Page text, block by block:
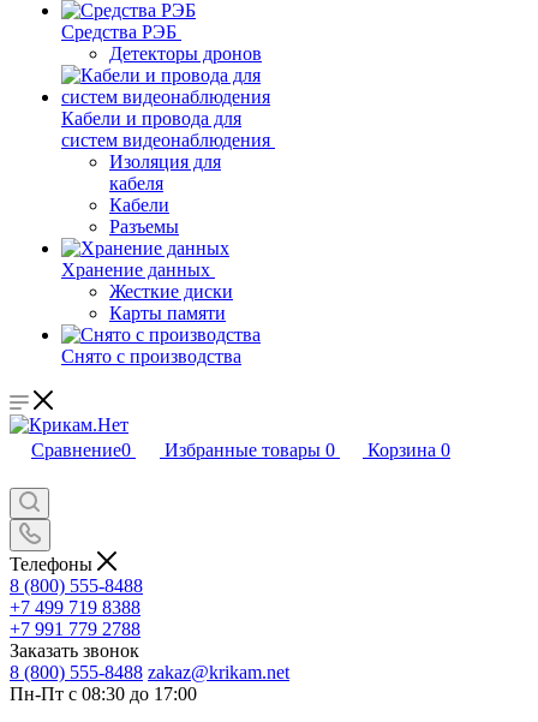
Средства РЭБ
Детекторы дронов
Кабели и провода для
систем видеонаблюдения
Изоляция для
кабеля
Кабели
Разъемы
Хранение данных
Жесткие диски
Карты памяти
Снято с производства
Сравнение0 Избранные товары 0 Корзина 0
Телефоны
8 (800) 555-8488
+7 499 719 8388
+7 991 779 2788
Заказать звонок
8 (800) 555-8488 zakaz@krikam.net
Пн-Пт с 08:30 до 17:00